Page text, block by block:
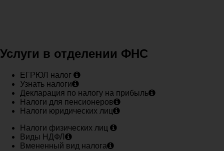
Услуги в отделении ФНС
ЕГРЮЛ налог
Узнать налоги
Декларация по налогу на прибыль
Налоги для пенсионеров
Налоги юридических лиц
Налоги физических лиц
Виды НДФЛ
Вмененный вид налога